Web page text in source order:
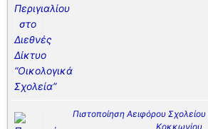
Πιστοποίηση Αειφόρου Σχολείου
Κοκκωνίου